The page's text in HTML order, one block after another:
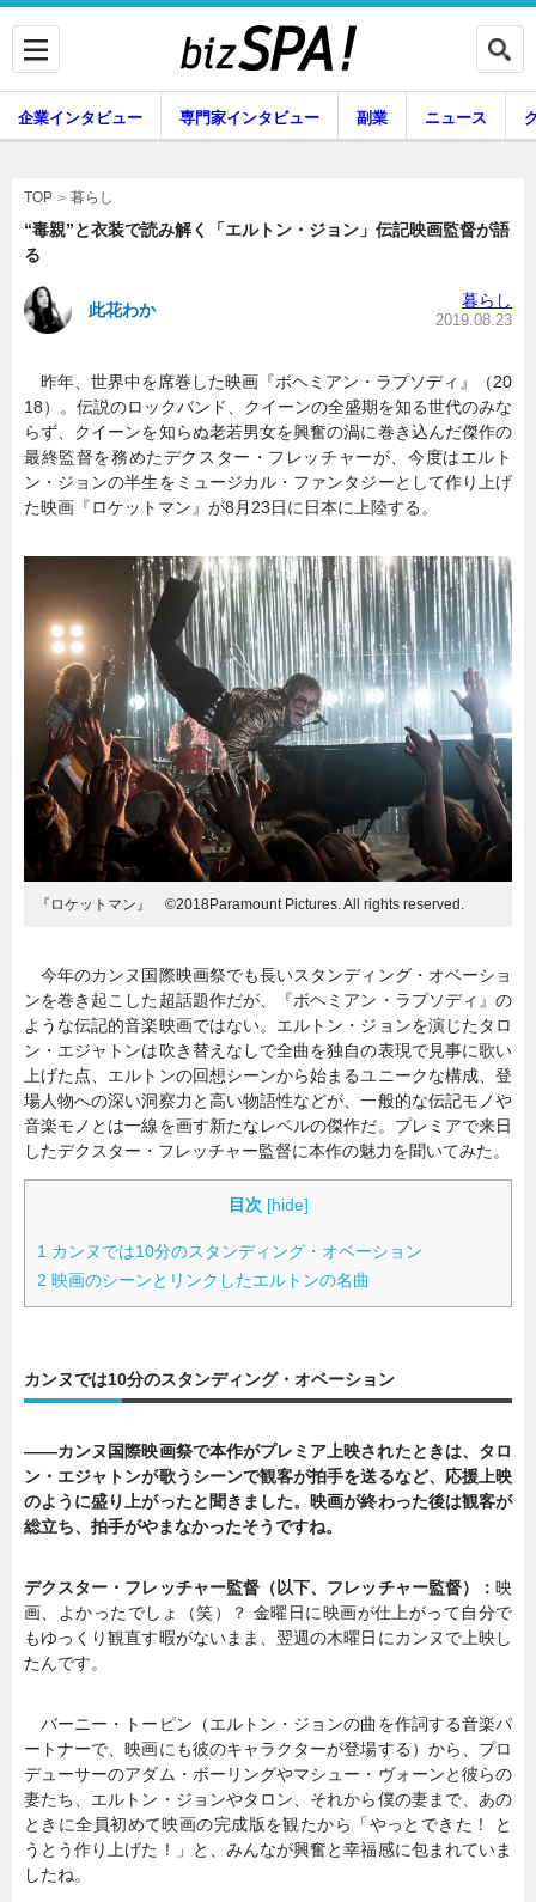
専門家インタビュー
副業 ニュース
グルメ スキル
暮らし エンタメ
連載一覧
企業インタビュー 専門家インタビュー 副業 ニュース
TOP 暮らし
“毒親”と衣装で読み解く「エルトン・ジョン」伝記映画監督が語
る
此花わか 暮らし
2019.08.23
昨年、世界中を席巻した映画『ボヘミアン・ラプソディ』（20
18）。伝説のロックバンド、クイーンの全盛期を知る世代のみな
らず、クイーンを知らぬ老若男女を興奮の渦に巻き込んだ傑作の
最終監督を務めたデクスター・フレッチャーが、今度はエルト
ン・ジョンの半生をミュージカル・ファンタジーとして作り上げ
た映画『ロケットマン』が8月23日に日本に上陸する。
『ロケットマン』 ©2018Paramount Pictures. All rights reserved.
今年のカンヌ国際映画祭でも長いスタンディング・オベーショ
ンを巻き起こした超話題作だが、『ボヘミアン・ラプソディ』の
ような伝記的音楽映画ではない。エルトン・ジョンを演じたタロ
ン・エジャトンは吹き替えなしで全曲を独自の表現で見事に歌い
上げた点、エルトンの回想シーンから始まるユニークな構成、登
場人物への深い洞察力と高い物語性などが、一般的な伝記モノや
音楽モノとは一線を画す新たなレベルの傑作だ。プレミアで来日
したデクスター・フレッチャー監督に本作の魅力を聞いてみた。
目次 [hide]
1 カンヌでは10分のスタンディング・オベーション
2 映画のシーンとリンクしたエルトンの名曲
カンヌでは10分のスタンディング・オベーション
――カンヌ国際映画祭で本作がプレミア上映されたときは、タロ
ン・エジャトンが歌うシーンで観客が拍手を送るなど、応援上映
のように盛り上がったと聞きました。映画が終わった後は観客が
総立ち、拍手がやまなかったそうですね。
デクスター・フレッチャー監督（以下、フレッチャー監督）： 映
画、よかったでしょ（笑）？ 金曜日に映画が仕上がって自分で
もゆっくり観直す暇がないまま、翌週の木曜日にカンヌで上映し
たんです。
バーニー・トーピン（エルトン・ジョンの曲を作詞する音楽パ
ートナーで、映画にも彼のキャラクターが登場する）から、プロ
デューサーのアダム・ボーリングやマシュー・ヴォーンと彼らの
妻たち、エルトン・ジョンやタロン、それから僕の妻まで、あの
ときに全員初めて映画の完成版を観たから「やっとできた！ と
うとう作り上げた！」と、みんなが興奮と幸福感に包まれていま
したね。